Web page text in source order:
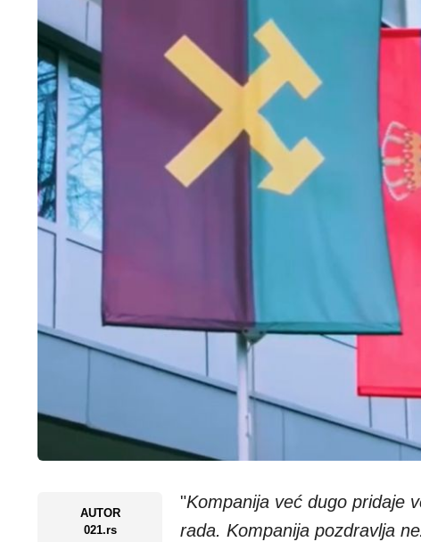
AUTOR
021.rs
"Kompanija već dugo pridaje
rada. Kompanija pozdravlja